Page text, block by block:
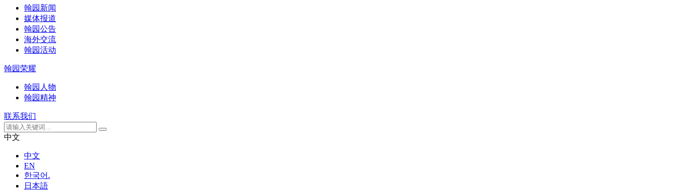
翰园新闻
媒体报道
翰园公告
海外交流
翰园活动
翰园荣耀
翰园人物
翰园精神
联系我们
中文
中文
EN
한국어.
日本語